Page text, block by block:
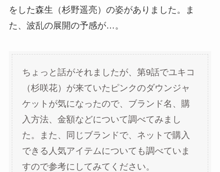
をした森生（杉野遥亮）の姿がありました。ま
た、波乱の展開の予感が…。
ちょっと話がそれましたが、第9話でユキコ
（杉咲花）が来ていたピンクのダウンジャ
ケットが気になったので、ブランド名、購
入方法、金額などについて調べてみまし
た。また、同じブランドで、ネットで購入
できる人気アイテムについても調べていま
すので参考にしてみてください。